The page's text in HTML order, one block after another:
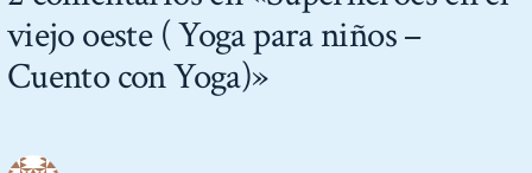
viejo oeste ( Yoga para niños –
Cuento con Yoga)»